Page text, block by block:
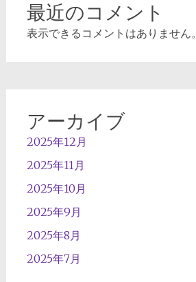
最近のコメント
表示できるコメントはありません。
アーカイブ
2025年12月
2025年11月
2025年10月
2025年9月
2025年8月
2025年7月